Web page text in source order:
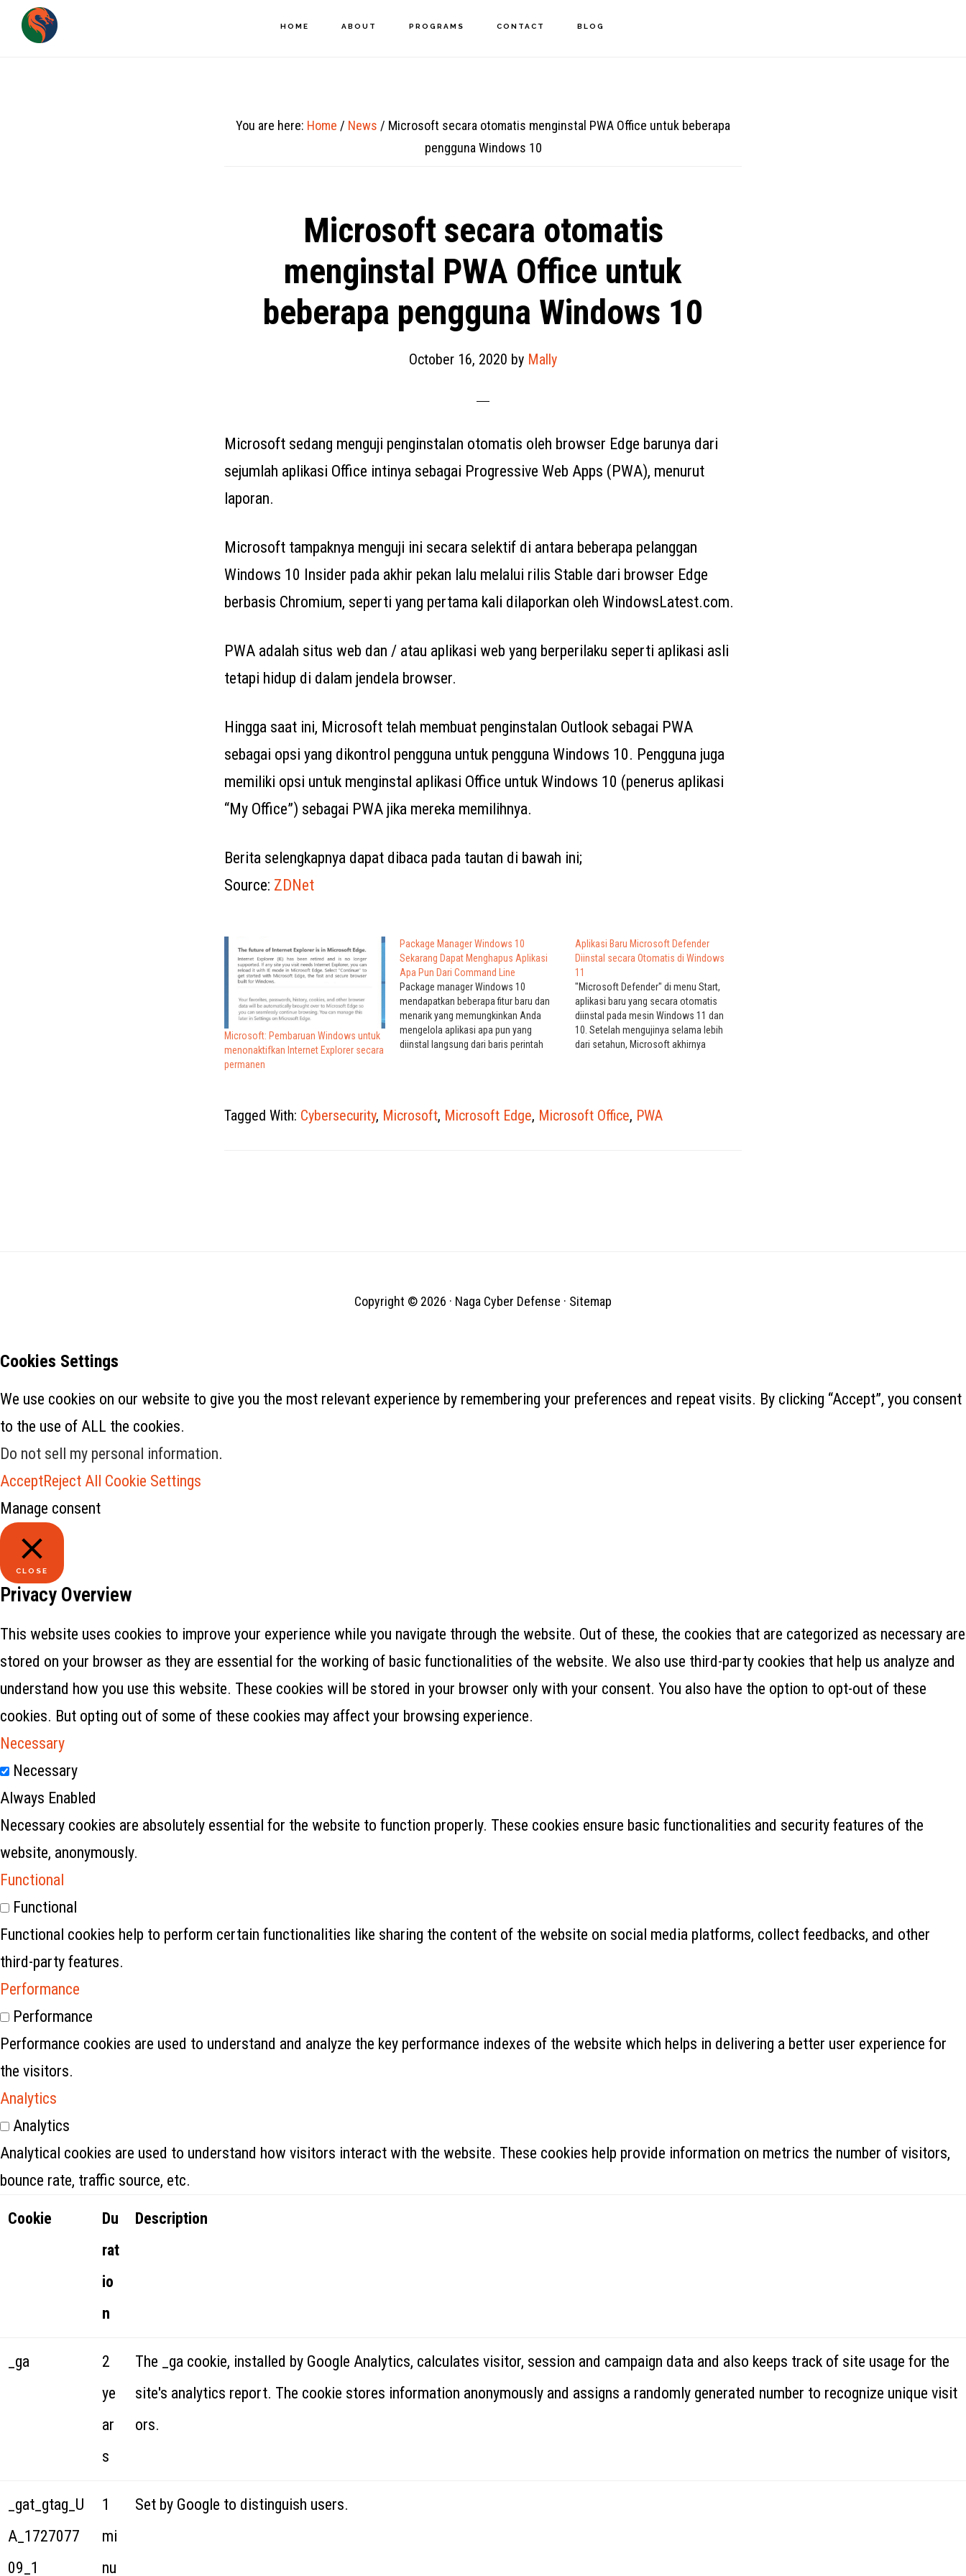
Skip
HOME ABOUT PROGRAMS CONTACT BLOG
You are here: Home / News / Microsoft secara otomatis menginstal PWA Office untuk beberapa
pengguna Windows 10
Microsoft secara otomatis
menginstal PWA Office untuk
beberapa pengguna Windows 10
October 16, 2020 by Mally
Microsoft sedang menguji penginstalan otomatis oleh browser Edge barunya dari
sejumlah aplikasi Office intinya sebagai Progressive Web Apps (PWA), menurut
laporan.
Microsoft tampaknya menguji ini secara selektif di antara beberapa pelanggan
Windows 10 Insider pada akhir pekan lalu melalui rilis Stable dari browser Edge
berbasis Chromium, seperti yang pertama kali dilaporkan oleh WindowsLatest.com.
PWA adalah situs web dan / atau aplikasi web yang berperilaku seperti aplikasi asli
tetapi hidup di dalam jendela browser.
Hingga saat ini, Microsoft telah membuat penginstalan Outlook sebagai PWA
sebagai opsi yang dikontrol pengguna untuk pengguna Windows 10. Pengguna juga
memiliki opsi untuk menginstal aplikasi Office untuk Windows 10 (penerus aplikasi
“My Office”) sebagai PWA jika mereka memilihnya.
Berita selengkapnya dapat dibaca pada tautan di bawah ini;
Source: ZDNet
Microsoft: Pembaruan Windows untuk
menonaktifkan Internet Explorer secara
permanen
Package Manager Windows 10
Sekarang Dapat Menghapus Aplikasi
Apa Pun Dari Command Line
Package manager Windows 10
mendapatkan beberapa fitur baru dan
menarik yang memungkinkan Anda
mengelola aplikasi apa pun yang
diinstal langsung dari baris perintah
peningkatan, dan penghapusan aplikasi
Aplikasi Baru Microsoft Defender
Diinstal secara Otomatis di Windows
11
"Microsoft Defender" di menu Start,
aplikasi baru yang secara otomatis
diinstal pada mesin Windows 11 dan
10. Setelah mengujinya selama lebih
dari setahun, Microsoft akhirnya
Defender" di perangkat kami yang
Tagged With: Cybersecurity, Microsoft, Microsoft Edge, Microsoft Office, PWA
Copyright © 2026 · Naga Cyber Defense · Sitemap
Cookies Settings
We use cookies on our website to give you the most relevant experience by remembering your preferences and repeat visits. By clicking “Accept”, you consent
to the use of ALL the cookies.
Do not sell my personal information.
AcceptReject All Cookie Settings
Manage consent
CLOSE
Privacy Overview
This website uses cookies to improve your experience while you navigate through the website. Out of these, the cookies that are categorized as necessary are
stored on your browser as they are essential for the working of basic functionalities of the website. We also use third-party cookies that help us analyze and
understand how you use this website. These cookies will be stored in your browser only with your consent. You also have the option to opt-out of these
cookies. But opting out of some of these cookies may affect your browsing experience.
Necessary
Necessary
Always Enabled
Necessary cookies are absolutely essential for the website to function properly. These cookies ensure basic functionalities and security features of the
website, anonymously.
Functional
Functional
Functional cookies help to perform certain functionalities like sharing the content of the website on social media platforms, collect feedbacks, and other
third-party features.
Performance
Performance
Performance cookies are used to understand and analyze the key performance indexes of the website which helps in delivering a better user experience for
the visitors.
Analytics
Analytics
Analytical cookies are used to understand how visitors interact with the website. These cookies help provide information on metrics the number of visitors,
bounce rate, traffic source, etc.
Cookie
Du
rat
io
n
Description
_ga
2
ye
ar
s
The _ga cookie, installed by Google Analytics, calculates visitor, session and campaign data and also keeps track of site usage for the
site's analytics report. The cookie stores information anonymously and assigns a randomly generated number to recognize unique visit
ors.
_gat_gtag_U
A_1727077
09_1
1
mi
nu
Set by Google to distinguish users.